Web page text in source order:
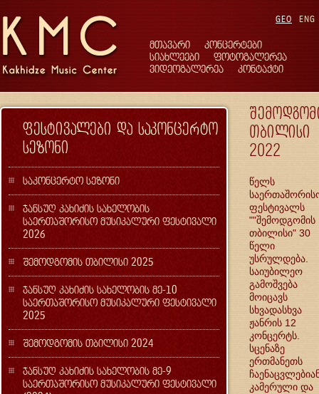
ENG
GEO
მთავარი
კონცერტები
სიახლეები
ფოტოგალერეა
ვიდეოგალერეა
კონტაქტი
ფესტივალები და საკონცერტო
სეზონი
საკონცერტო სეზონი
ჯანსუღ კახიძის სახელობის
საერთაშორისო მუსიკალური ფესტივალი
2026
შემოდგომის თბილისი 2025
ჯანსუღ კახიძის სახელობის მე-10
საერთაშორისო მუსიკალური ფესტივალი
2025
შემოდგომის თბილისი 2024
ჯანსუღ კახიძის სახელობის მე-9
საერთაშორისო მუსიკალური ფესტივალი
თბილისი
2022
წელს
ფესტივალს
""შემოდგომის
თბილისი" 30
წელი
უსრულდება.
საიუბილეო
გამოშვება
მოიცავს
სხვადასხვა
ჟანრის 12
კონცერტს.
სცენაზე
ერთმანეთს
კამერული და